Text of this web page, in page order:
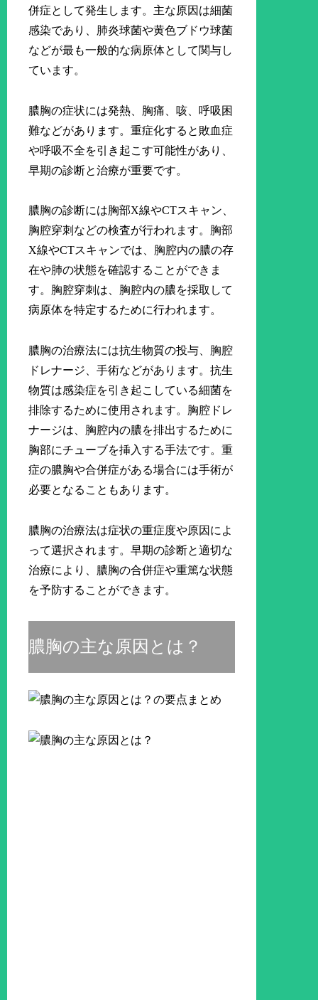
併症として発生します。主な原因は細菌
感染であり、肺炎球菌や黄色ブドウ球菌
などが最も一般的な病原体として関与し
ています。
膿胸の症状には発熱、胸痛、咳、呼吸困
難などがあります。重症化すると敗血症
や呼吸不全を引き起こす可能性があり、
早期の診断と治療が重要です。
膿胸の診断には胸部X線やCTスキャン、
胸腔穿刺などの検査が行われます。胸部
X線やCTスキャンでは、胸腔内の膿の存
在や肺の状態を確認することができま
す。胸腔穿刺は、胸腔内の膿を採取して
病原体を特定するために行われます。
膿胸の治療法には抗生物質の投与、胸腔
ドレナージ、手術などがあります。抗生
物質は感染症を引き起こしている細菌を
排除するために使用されます。胸腔ドレ
ナージは、胸腔内の膿を排出するために
胸部にチューブを挿入する手法です。重
症の膿胸や合併症がある場合には手術が
必要となることもあります。
膿胸の治療法は症状の重症度や原因によ
って選択されます。早期の診断と適切な
治療により、膿胸の合併症や重篤な状態
を予防することができます。
膿胸の主な原因とは？